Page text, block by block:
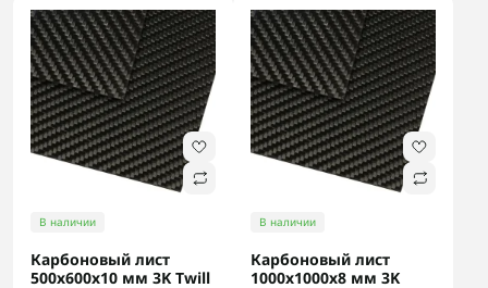
В наличии
Карбоновый лист
500х600x10 мм 3K Twill
В наличии
Карбоновый лист
1000x1000x8 мм 3K